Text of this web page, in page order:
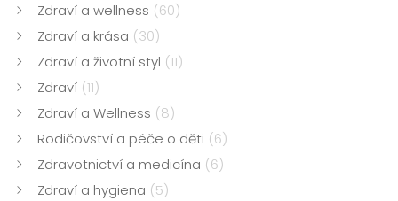
Zdraví a wellness (60)
Zdraví a krása (30)
Zdraví a životní styl (11)
Zdraví (11)
Zdraví a Wellness (8)
Rodičovství a péče o děti (6)
Zdravotnictví a medicína (6)
Zdraví a hygiena (5)